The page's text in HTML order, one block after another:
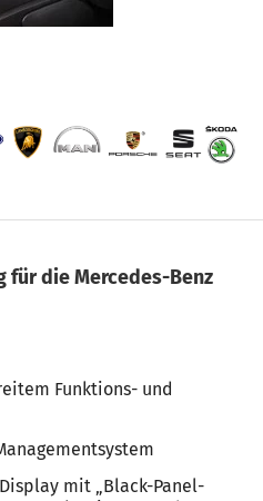
für die Mercedes-Benz
Funktions- und
mit „Black-Panel-